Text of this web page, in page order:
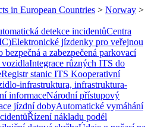
in European Countries > Norway >
detekce incidentůCentra
Elektronické jízdenky pro veřejnou
a zabezpečená parkovací
Integrace různých ITS do
Registr stanic ITS Kooperativní
infrastruktura, infrastruktura-
informaceNárodní přístupový
jízdní dobyAutomatické vymáhání
Řízení nákladu podél